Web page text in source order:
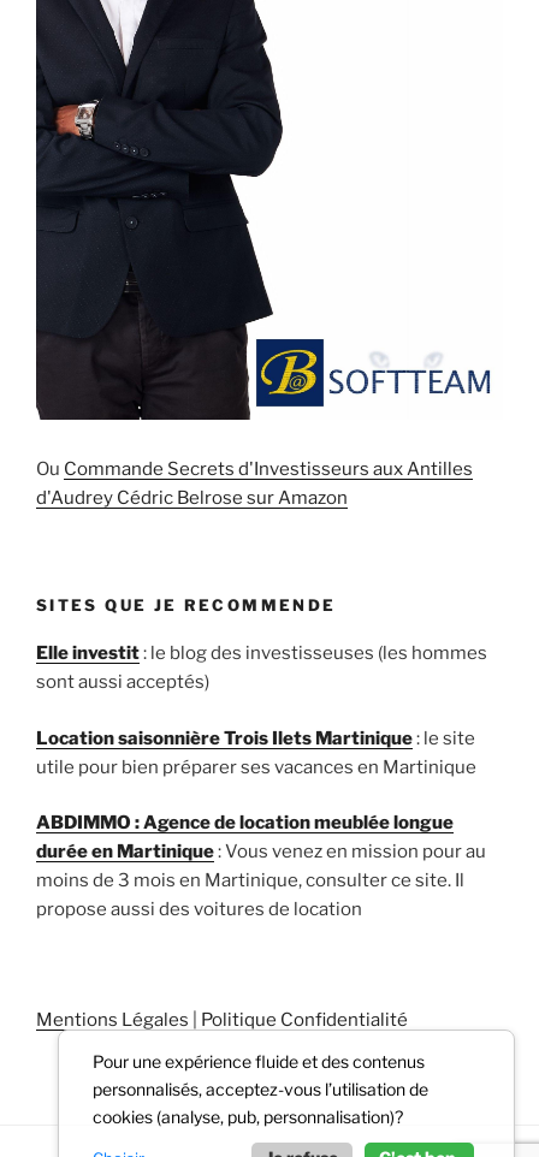
Ou Commande Secrets d'Investisseurs aux Antilles
d'Audrey Cédric Belrose sur Amazon
SITES QUE JE RECOMMENDE
Elle investit: le blog des investisseuses (les hommes
sont aussi acceptés)
Location saisonnière Trois Ilets Martinique: le site
utile pour bien préparer ses vacances en Martinique
ABDIMMO : Agence de location meublée longue
durée en Martinique: Vous venez en mission pour au
moins de 3 mois en Martinique, consulter ce site. Il
propose aussi des voitures de location
Mentions Légales Politique Confidentialité
Pour une expérience fluide et des contenus
personnalisés, acceptez-vous l’utilisation de
cookies (analyse, pub, personnalisation)?